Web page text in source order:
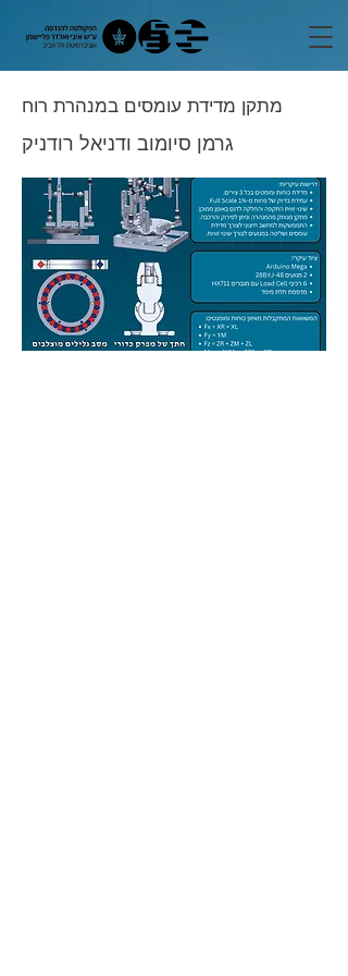
מתקן מדידת עומסים במנהרת רוח
גרמן סיומוב ודניאל רודניק